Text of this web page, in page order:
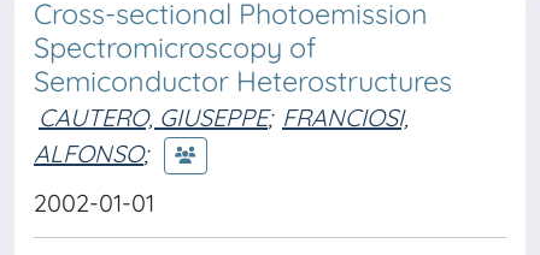
Cross-sectional Photoemission
Spectromicroscopy of
Semiconductor Heterostructures
CAUTERO, GIUSEPPE; FRANCIOSI,
ALFONSO;
2002-01-01